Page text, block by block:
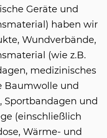
Geräte und
haben wir
Wundverbände,
(wie z.B.
medizinisches
Baumwolle und
Sportbandagen und
(einschließlich
Wärme- und